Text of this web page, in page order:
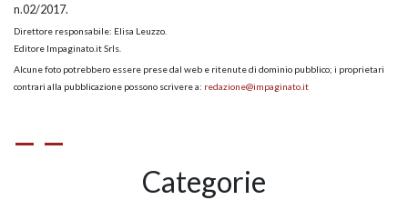
n.02/2017.
Direttore responsabile: Elisa Leuzzo.
Editore Impaginato.it Srls.
Alcune foto potrebbero essere prese dal web e ritenute di dominio pubblico; i proprietari
contrari alla pubblicazione possono scrivere a: redazione@impaginato.it
Categorie